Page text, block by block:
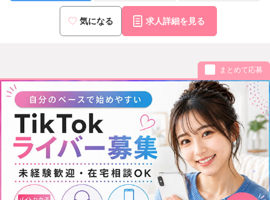
気になる 求人詳細を見る
まとめて応募